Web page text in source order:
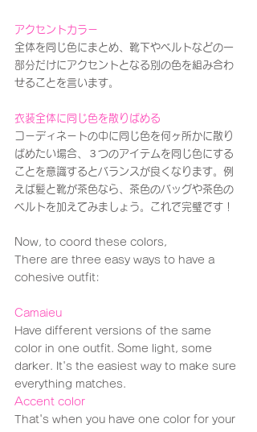
アクセントカラー
全体を同じ色にまとめ、靴下やベルトなどの一
部分だけにアクセントとなる別の色を組み合わ
せることを言います。
衣装全体に同じ色を散りばめる
コーディネートの中に同じ色を何ヶ所かに散り
ばめたい場合、３つのアイテムを同じ色にする
ことを意識するとバランスが良くなります。例
えば髪と靴が茶色なら、茶色のバッグや茶色の
ベルトを加えてみましょう。これで完璧です！
Now, to coord these colors,
There are three easy ways to have a
cohesive outfit:
Camaieu
Have different versions of the same
color in one outfit. Some light, some
darker. It's the easiest way to make sure
everything matches.
Accent color
That's when you have one color for your